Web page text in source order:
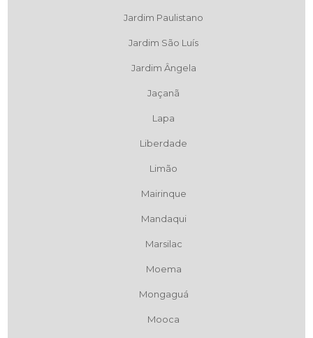
Jardim Paulistano
Jardim São Luís
Jardim Ângela
Jaçanã
Lapa
Liberdade
Limão
Mairinque
Mandaqui
Marsilac
Moema
Mongaguá
Mooca